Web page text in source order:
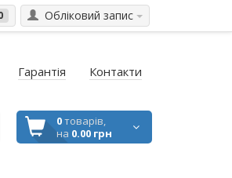
Обліковий запис
Гарантія Контакти
0товарів,
на 0.00 грн